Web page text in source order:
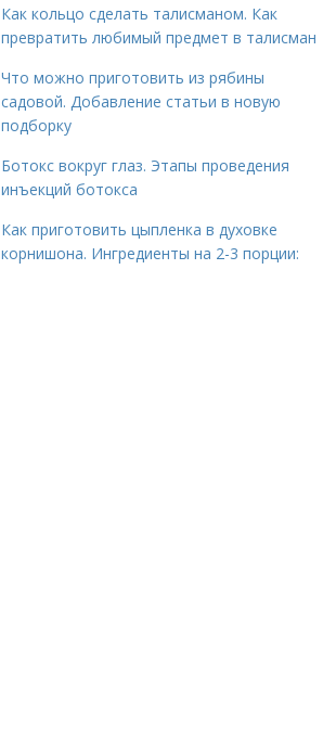
Как кольцо сделать талисманом. Как
превратить любимый предмет в талисман
Что можно приготовить из рябины
садовой. Добавление статьи в новую
подборку
Ботокс вокруг глаз. Этапы проведения
инъекций ботокса
Как приготовить цыпленка в духовке
корнишона. Ингредиенты на 2-3 порции: